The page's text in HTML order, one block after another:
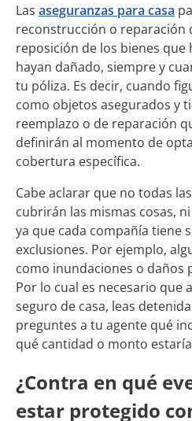
Las aseguranzas para casa
reconstrucción o reparación
reposición de los bienes que
hayan dañado, siempre y
tu póliza. Es decir, cuando
como objetos asegurados y
reemplazo o de reparación
definirán al momento de
cobertura específica.
Cabe aclarar que no todas
cubrirán las mismas cosas,
ya que cada compañía tiene
exclusiones. Por ejemplo,
como inundaciones o daños
Por lo cual es necesario que
seguro de casa, leas
preguntes a tu agente qué
qué cantidad o monto
¿Contra en qué
estar protegido